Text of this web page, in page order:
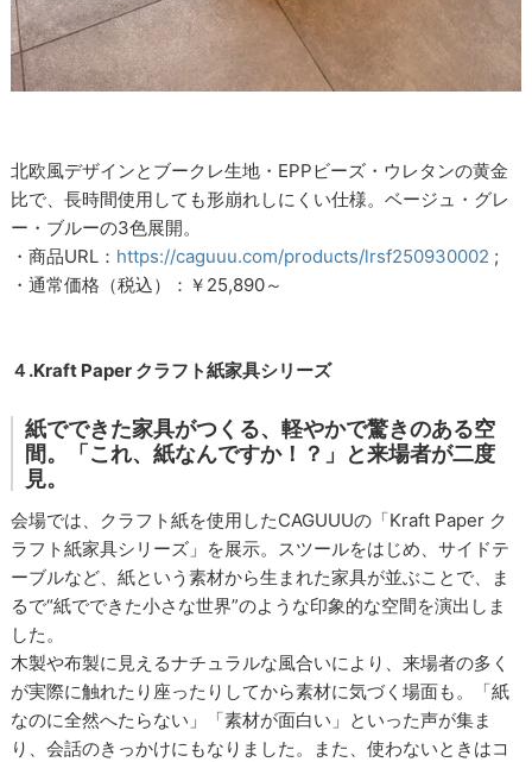
北欧風デザインとブークレ生地・EPPビーズ・ウレタンの黄金
比で、長時間使用しても形崩れしにくい仕様。ベージュ・グレ
ー・ブルーの3色展開。
・商品URL： https://caguuu.com/products/lrsf250930002 ;
・通常価格（税込）：￥25,890～
４.Kraft Paper クラフト紙家具シリーズ
紙でできた家具がつくる、軽やかで驚きのある空
間。「これ、紙なんですか！？」と来場者が二度
見。
会場では、クラフト紙を使用したCAGUUUの「Kraft Paper ク
ラフト紙家具シリーズ」を展示。スツールをはじめ、サイドテ
ーブルなど、紙という素材から生まれた家具が並ぶことで、ま
るで“紙でできた小さな世界”のような印象的な空間を演出しま
した。
木製や布製に見えるナチュラルな風合いにより、来場者の多く
が実際に触れたり座ったりしてから素材に気づく場面も。「紙
なのに全然へたらない」「素材が面白い」といった声が集ま
り、会話のきっかけにもなりました。また、使わないときはコ